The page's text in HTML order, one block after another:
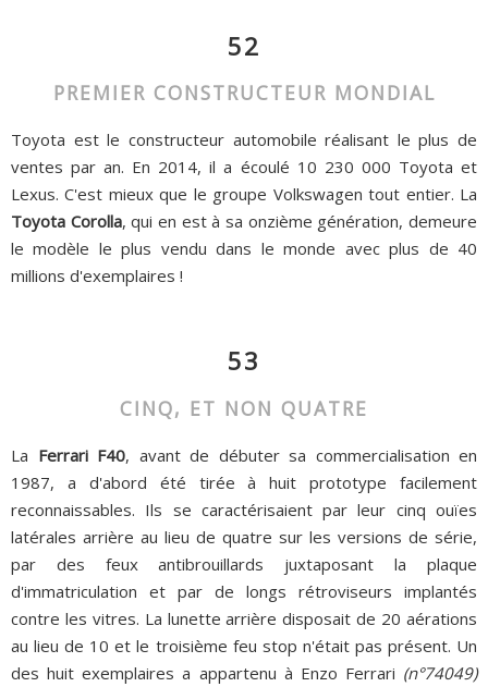
52
PREMIER CONSTRUCTEUR MONDIAL
Toyota est le constructeur automobile réalisant le plus de
ventes par an. En 2014, il a écoulé 10 230 000 Toyota et
Lexus. C'est mieux que le groupe Volkswagen tout entier. La
Toyota Corolla, qui en est à sa onzième génération, demeure
le modèle le plus vendu dans le monde avec plus de 40
millions d'exemplaires !
53
CINQ, ET NON QUATRE
La Ferrari F40, avant de débuter sa commercialisation en
1987, a d'abord été tirée à huit prototype facilement
reconnaissables. Ils se caractérisaient par leur cinq ouïes
latérales arrière au lieu de quatre sur les versions de série,
par des feux antibrouillards juxtaposant la plaque
d'immatriculation et par de longs rétroviseurs implantés
contre les vitres. La lunette arrière disposait de 20 aérations
au lieu de 10 et le troisième feu stop n'était pas présent. Un
des huit exemplaires a appartenu à Enzo Ferrari (n°74049)